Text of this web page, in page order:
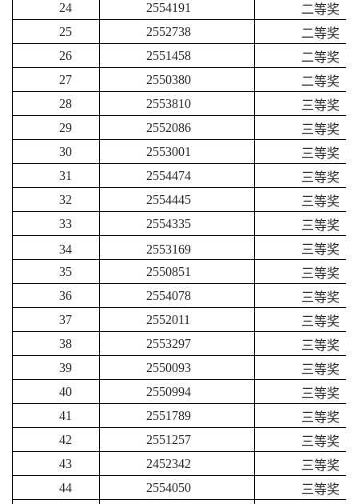
24
2554191
二等奖
25
2552738
二等奖
26
2551458
二等奖
27
2550380
二等奖
28
2553810
三等奖
29
2552086
三等奖
30
2553001
三等奖
31
2554474
三等奖
32
2554445
三等奖
33
2554335
三等奖
34
2553169
三等奖
35
2550851
三等奖
36
2554078
三等奖
37
2552011
三等奖
38
2553297
三等奖
39
2550093
三等奖
40
2550994
三等奖
41
2551789
三等奖
42
2551257
三等奖
43
2452342
三等奖
44
2554050
三等奖